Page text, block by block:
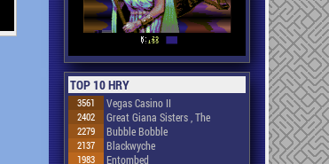
TOP 10 HRY
3561 Vegas Casino II
2402 Great Giana Sisters , The
2279 Bubble Bobble
2137 Blackwyche
1983 Entombed